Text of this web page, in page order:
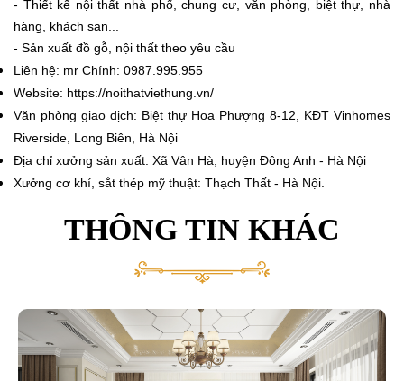
- Thiết kế nội thất nhà phố, chung cư, văn phòng, biệt thự, nhà
hàng, khách sạn...
- Sản xuất đồ gỗ, nội thất theo yêu cầu
Liên hệ: mr Chính: 0987.995.955
Website: https://noithatviethung.vn/
Văn phòng giao dịch: Biệt thự Hoa Phượng 8-12, KĐT Vinhomes
Riverside, Long Biên, Hà Nội
Địa chỉ xưởng sản xuất: Xã Vân Hà, huyện Đông Anh - Hà Nội
Xưởng cơ khí, sắt thép mỹ thuật: Thạch Thất - Hà Nội.
THÔNG TIN KHÁC